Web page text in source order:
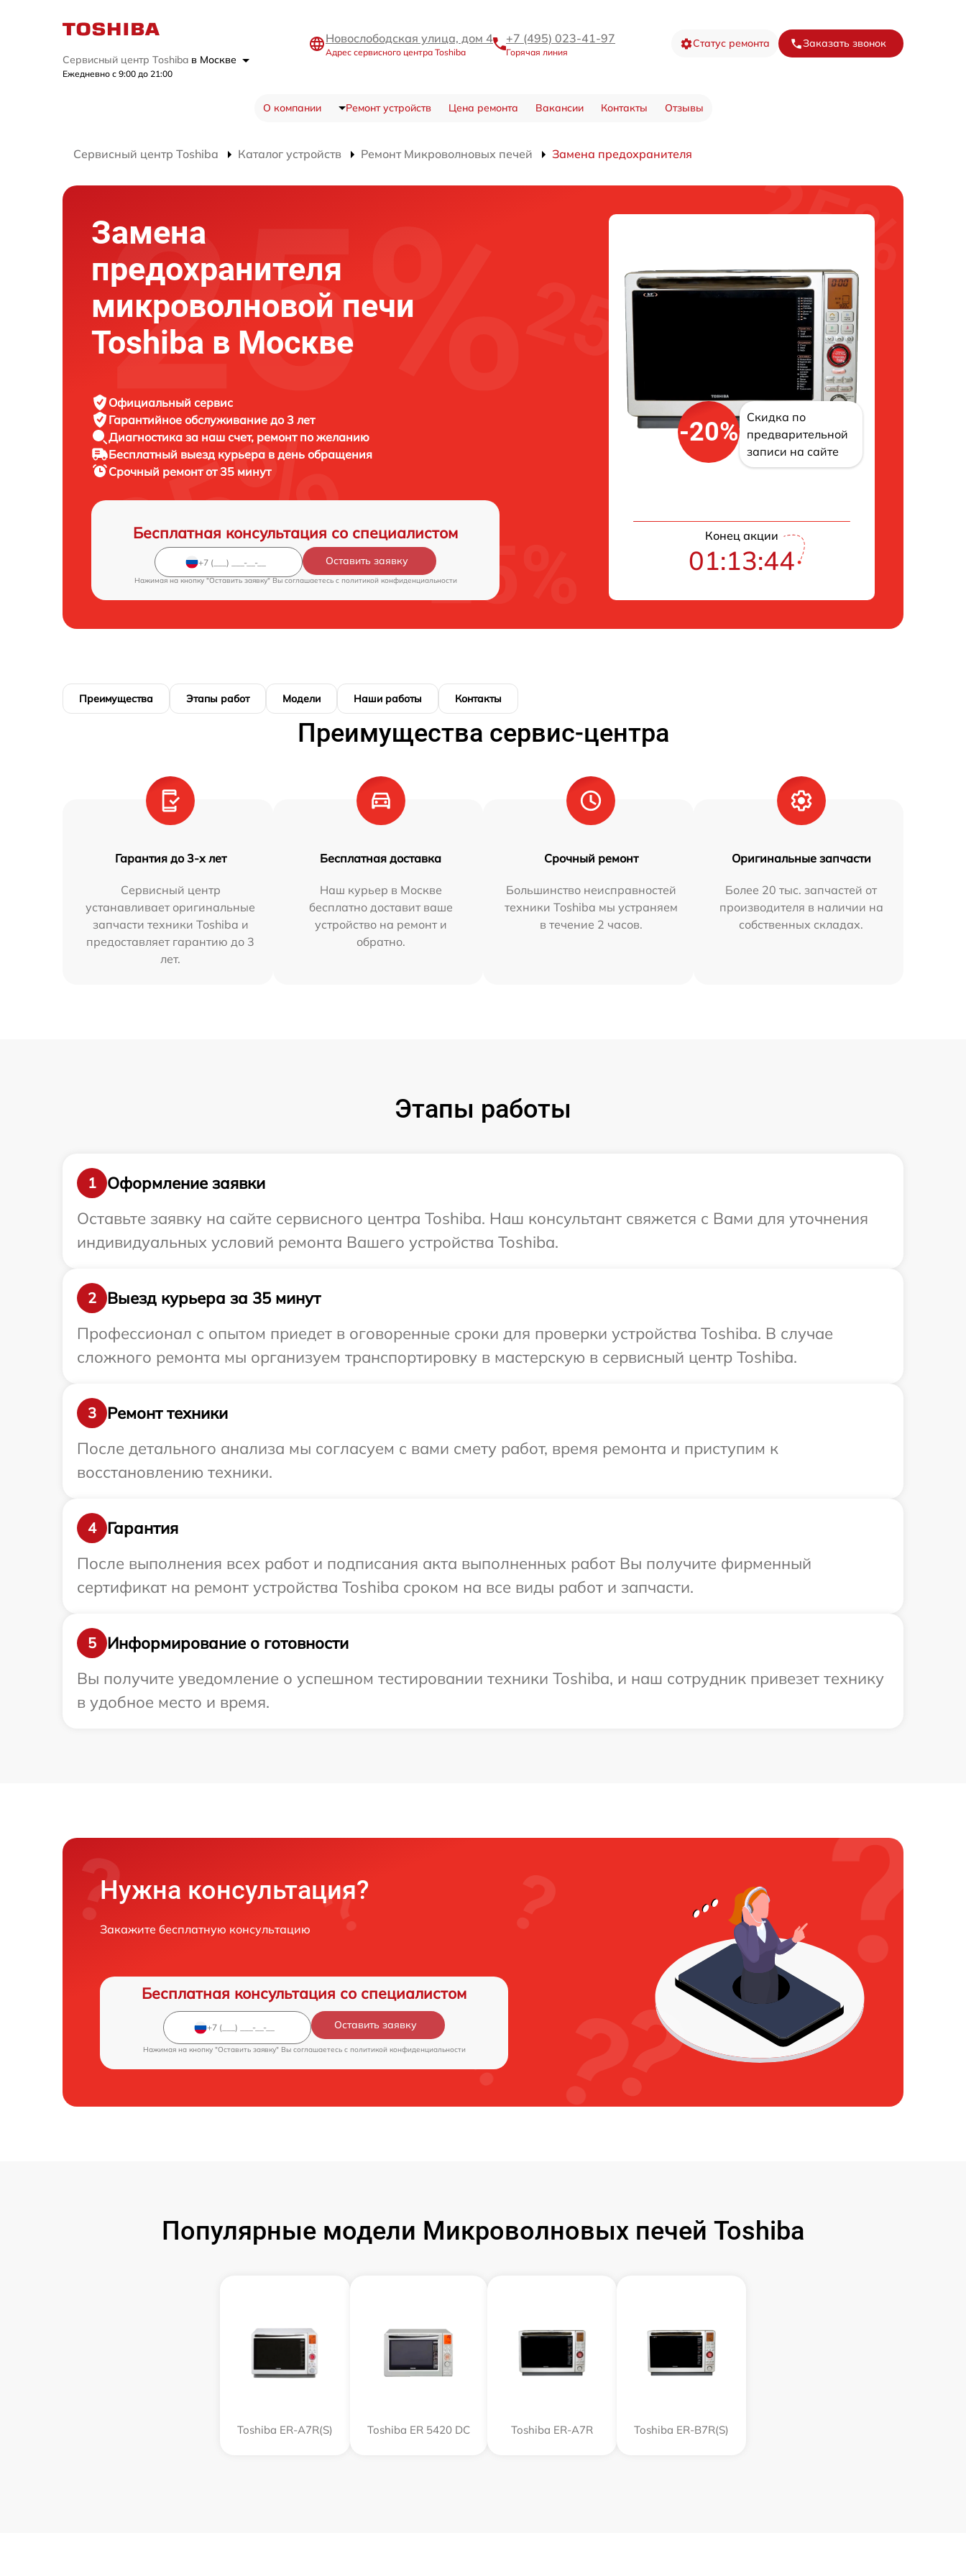
Сервисный центр Toshiba в Москве
Ежедневно с 9:00 до 21:00
Новослободская улица, дом 4
Адрес сервисного центра Toshiba
+7 (495) 023-41-97
Горячая линия
Статус ремонта Заказать звонок
О компании Ремонт устройств Цена ремонта Вакансии Контакты Отзывы
Сервисный центр Toshiba Каталог устройств Ремонт Микроволновых печей Замена предохранителя
Замена
предохранителя
микроволновой печи
Toshiba в Москве
Официальный сервис
Гарантийное обслуживание до 3 лет
Диагностика за наш счет, ремонт по желанию
Бесплатный выезд курьера в день обращения
Срочный ремонтот 35 минут
Бесплатная консультация со специалистом
Оставить заявку
Нажимая на кнопку "Оставить заявку" Вы соглашаетесь c политикой конфиденциальности
-20%
Скидка по
предварительной
записи на сайте
Конец акции
01:13:43
Преимущества Этапы работ Модели Наши работы Контакты
Преимущества сервис-центра
Гарантия до 3-х лет
Сервисный центр
устанавливает оригинальные
запчасти техники Toshiba и
предоставляет гарантию до 3
лет.
Бесплатная доставка
Наш курьер в Москве
бесплатно доставит ваше
устройство на ремонт и
обратно.
Срочный ремонт
Большинство неисправностей
техники Toshiba мы устраняем
в течение 2 часов.
Оригинальные запчасти
Более 20 тыс. запчастей от
производителя в наличии на
собственных складах.
Этапы работы
1
Оформление заявки
Оставьте заявку на сайте сервисного центра Toshiba. Наш консультант свяжется с Вами для уточнения
индивидуальных условий ремонта Вашего устройства Toshiba.
2
Выезд курьера за 35 минут
Профессионал с опытом приедет в оговоренные сроки для проверки устройства Toshiba. В случае
сложного ремонта мы организуем транспортировку в мастерскую в сервисный центр Toshiba.
3
Ремонт техники
После детального анализа мы согласуем с вами смету работ, время ремонта и приступим к
восстановлению техники.
4
Гарантия
После выполнения всех работ и подписания акта выполненных работ Вы получите фирменный
сертификат на ремонт устройства Toshiba сроком на все виды работ и запчасти.
5
Информирование о готовности
Вы получите уведомление о успешном тестировании техники Toshiba, и наш сотрудник привезет технику
в удобное место и время.
Нужна консультация?
Закажите бесплатную консультацию
Бесплатная консультация со специалистом
Оставить заявку
Нажимая на кнопку "Оставить заявку" Вы соглашаетесь c политикой конфиденциальности
Популярные модели Микроволновых печей Toshiba
Toshiba ER-A7R(S) Toshiba ER 5420 DC Toshiba ER-A7R Toshiba ER-B7R(S)